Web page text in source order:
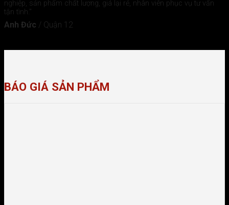
nghiệp, sản phẩm chất lượng, giá lại rẻ, nhân viên phục vụ tư vấn
tận tình."
Anh Đức / Quận 12
BÁO GIÁ SẢN PHẨM